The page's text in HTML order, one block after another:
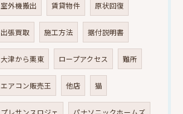
室外機搬出 賃貸物件 原状回復
出張買取 施工方法 据付説明書
大津から栗東 ロープアクセス 難所
エアコン販売王 他店 猫